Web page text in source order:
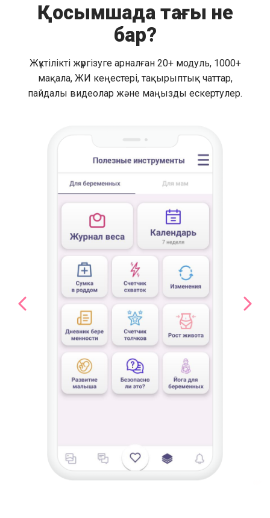
Қосымшада тағы не
бар?
Жүктілікті жүргізуге арналған 20+ модуль, 1000+
мақала, ЖИ кеңестері, тақырыптық чаттар,
пайдалы видеолар және маңызды ескертулер.